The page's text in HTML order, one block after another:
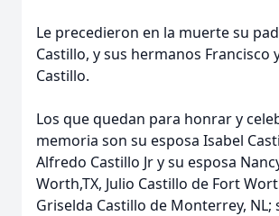
Le precedieron en la muerte su
Castillo, y sus hermanos Francisco
Castillo.
Los que quedan para honrar y
memoria son su esposa Isabel
Alfredo Castillo Jr y su esposa
Worth,TX, Julio Castillo de Fort
Griselda Castillo de Monterrey, NL;